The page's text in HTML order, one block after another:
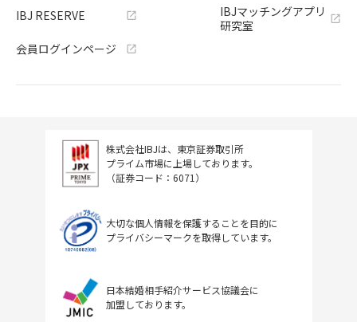
IBJ RESERVE
会員ログインページ
IBJマッチングアプリ
研究室
株式会社IBJは、東京証券取引所
プライム市場に上場しております。
（証券コード：6071）
大切な個人情報を保護することを目的に
プライバシーマークを取得しています。
日本結婚相手紹介サービス協議会に
加盟しております。